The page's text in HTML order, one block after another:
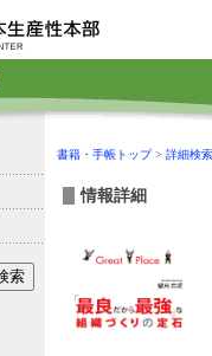
書籍・手帳トップ> 詳細検索
情報詳細